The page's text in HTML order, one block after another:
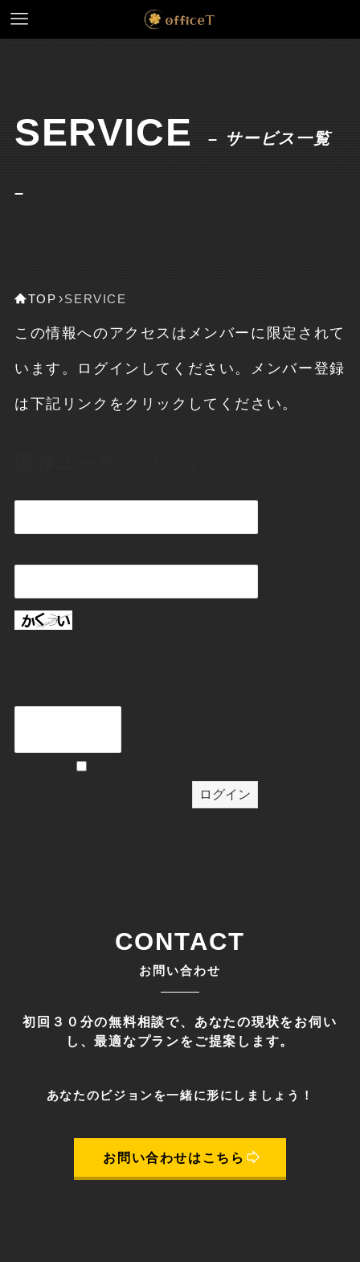
SERVICE – サービス一覧
–
TOP SERVICE
この情報へのアクセスはメンバーに限定されて
います。ログインしてください。メンバー登録
は下記リンクをクリックしてください。
CONTACT
お問い合わせ
初回３０分の無料相談で、あなたの現状をお伺い
し、最適なプランをご提案します。
あなたのビジョンを一緒に形にしましょう！
お問い合わせはこちら